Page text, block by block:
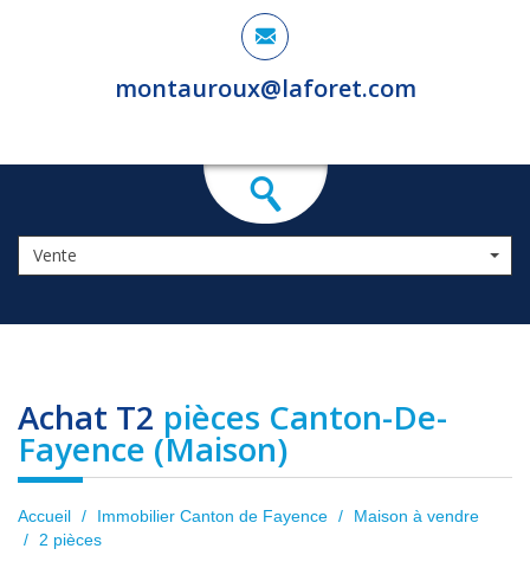
montauroux@laforet.com
Vente
Achat T2 pièces Canton-De-
Fayence (Maison)
Accueil Immobilier Canton de Fayence
Maison à vendre
2 pièces